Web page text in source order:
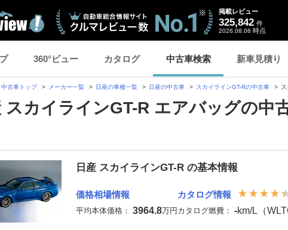
掲載レビュー
325,842 件
2026.08.06 時点
360°ビュー カタログ 中古車検索 新車見積り
中古車トップ メーカー一覧 日産の車種一覧 日産の中古車 スカイラインGT-Rの中古車
スカイラインGT-R エアバッグの中
日産 スカイラインGT-R の基本情報
価格相場情報
平均本体価格： 3964.8万円
カタログ情報
カタログ燃費： -km/L（